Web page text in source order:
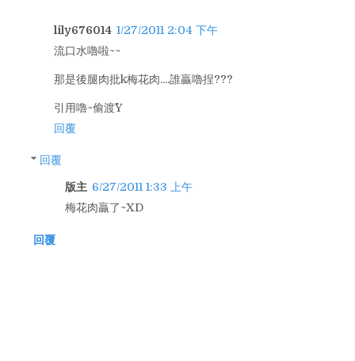
lily676014 1/27/2011 2:04 下午
流口水嚕啦~~
那是後腿肉批k梅花肉....誰贏嚕捏???
引用嚕~偷渡^^Y
回覆
回覆
版主 6/27/2011 1:33 上午
梅花肉贏了~XD
回覆